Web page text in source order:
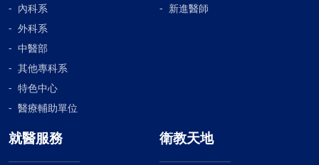
內科系
外科系
中醫部
其他專科系
特色中心
醫療輔助單位
新進醫師
就醫服務 衛教天地